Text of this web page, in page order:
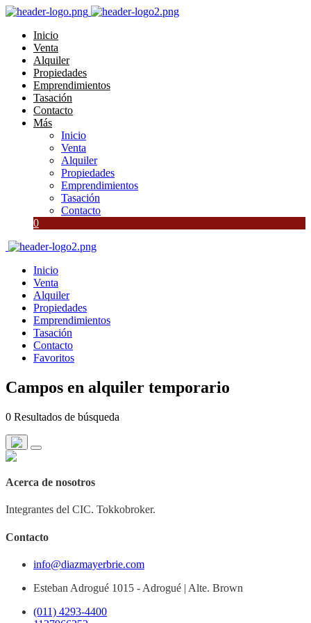
Inicio
Venta
Alquiler
Propiedades
Emprendimientos
Tasación
Contacto
Más
Inicio
Venta
Alquiler
Propiedades
Emprendimientos
Tasación
Contacto
0
Inicio
Venta
Alquiler
Propiedades
Emprendimientos
Tasación
Contacto
Favoritos
Campos en alquiler temporario
0 Resultados de búsqueda
Acerca de nosotros
Integrantes del CIC. Tokkobroker.
Contacto
info@diazmayerbrie.com
Esteban Adrogué 1015 - Adrogué | Alte. Brown
(011) 4293-4400